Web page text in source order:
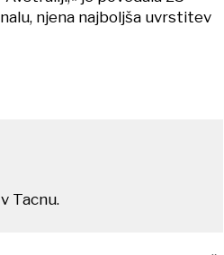
njena najboljša uvrstitev
Tacnu.